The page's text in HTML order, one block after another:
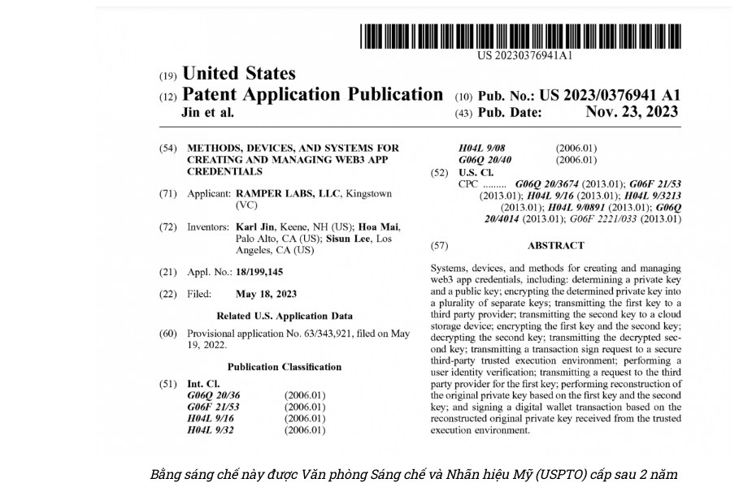
Bằng sáng chế này được Văn phòng Sáng chế và Nhãn hiệu Mỹ (USPTO) cấp sau 2 năm